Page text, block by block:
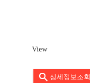
View
상세정보조회